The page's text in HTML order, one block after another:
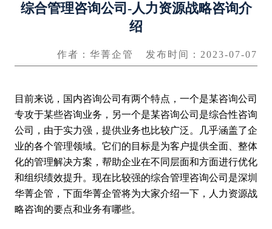
综合管理咨询公司-人力资源战略咨询介
绍
作者：华菁企管 发布时间：2023-07-07
目前来说，国内咨询公司有两个特点，一个是某咨询公司
专攻于某些咨询业务，另一个是某咨询公司是综合性咨询
公司，由于实力强，提供业务也比较广泛。几乎涵盖了企
业的各个管理领域。它们的目标是为客户提供全面、整体
化的管理解决方案，帮助企业在不同层面和方面进行优化
和组织绩效提升。现在比较强的综合管理咨询公司是深圳
华菁企管，下面华菁企管将为大家介绍一下，人力资源战
略咨询的要点和业务有哪些。